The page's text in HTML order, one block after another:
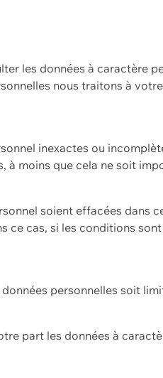
les données à caractère
nous traitons à
inexactes ou
moins que cela ne soit
soient effacées dans
cas, si les conditions
personnelles soit
part les données à